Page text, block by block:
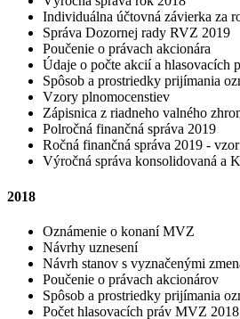
Individuálna účtovná závierka za
Správa Dozornej rady RVZ 2019
Poučenie o právach akcionára
Údaje o počte akcií a hlasovacích
Spôsob a prostriedky prijímania
Vzory plnomocenstiev
Zápisnica z riadneho valného
Polročná finančná správa 2019
Ročná finančná správa 2019 -
Výročná správa konsolidovaná a
2018
Oznámenie o konaní MVZ
Návrhy uznesení
Návrh stanov s vyznačenými
Poučenie o právach akcionárov
Spôsob a prostriedky prijímania
Počet hlasovacích práv MVZ 2018